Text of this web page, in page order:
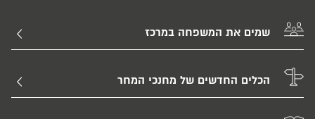
שמים את המשפחה במרכז
הכלים החדשים של מחנכי המחר